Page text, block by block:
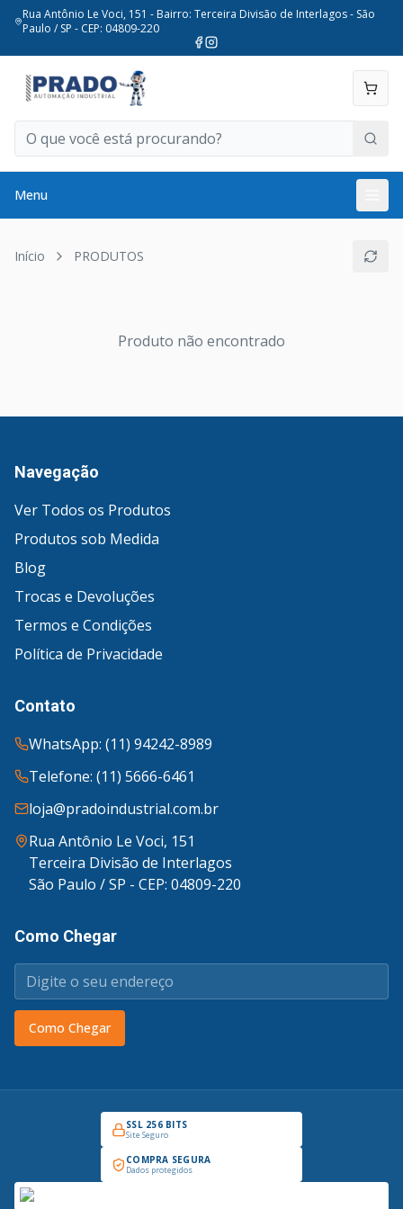
Rua Antônio Le Voci, 151 - Bairro: Terceira Divisão de Interlagos - São
Paulo / SP - CEP: 04809-220
Menu
Início PRODUTOS
Produto não encontrado
Navegação
Ver Todos os Produtos
Produtos sob Medida
Blog
Trocas e Devoluções
Termos e Condições
Política de Privacidade
Contato
WhatsApp: (11) 94242-8989
Telefone: (11) 5666-6461
loja@pradoindustrial.com.br
Rua Antônio Le Voci, 151
Terceira Divisão de Interlagos
São Paulo / SP - CEP: 04809-220
Como Chegar
Como Chegar
SSL 256 BITS
Site Seguro
COMPRA SEGURA
Dados protegidos